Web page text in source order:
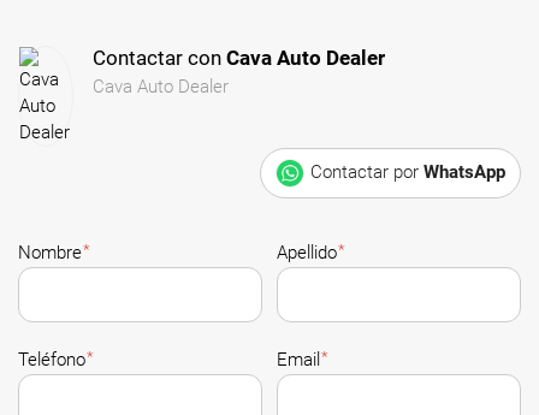
Contactar con Cava Auto Dealer
Cava Auto Dealer
Contactar por WhatsApp
Nombre* Apellido*
Teléfono* Email *